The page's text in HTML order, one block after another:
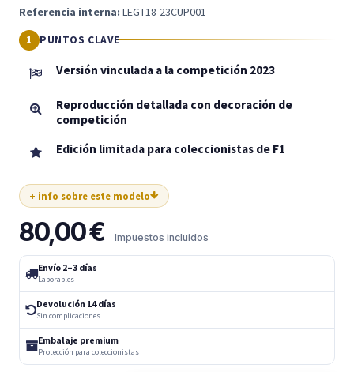
Referencia interna: LEGT18-23CUP001
PUNTOS CLAVE
Versión vinculada a la competición 2023
Reproducción detallada con decoración de
competición
Edición limitada para coleccionistas de F1
+ info sobre este modelo
80,00€ Impuestos incluidos
Envío 2–3 días
Laborables
Devolución 14 días
Sin complicaciones
Embalaje premium
Protección para coleccionistas